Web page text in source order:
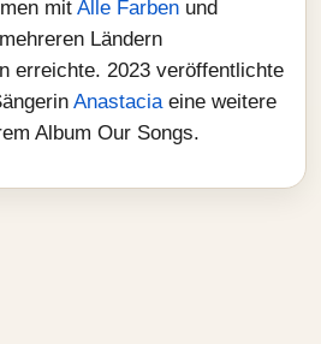
mit Alle Farben und
Ländern
erreichte. 2023 veröffentlichte
Anastaciaeine weitere
Album Our Songs.